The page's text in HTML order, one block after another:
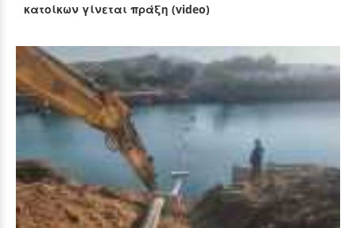
κατοίκων γίνεται πράξη (video)